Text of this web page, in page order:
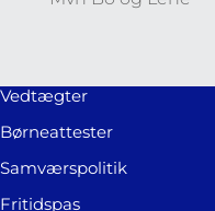
Vedtægter
Børneattester
Samværspolitik
Fritidspas